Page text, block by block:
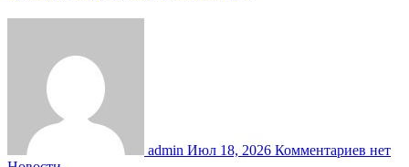
admin Июл 18, 2026 Комментариев нет